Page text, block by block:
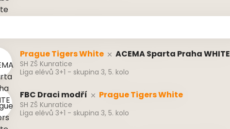
Prague Tigers White ACEMA Sparta Praha WHITE
SH ZŠ Kunratice
Liga elévů 3+1 - skupina 3, 5. kolo
FBC Draci modří Prague Tigers White
SH ZŠ Kunratice
Liga elévů 3+1 - skupina 3, 5. kolo